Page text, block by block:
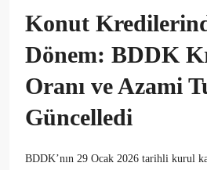
Konut
Dönem: BDDK
Oranı ve Azami
Güncelledi
BDDK’nın 29 Ocak 2026 tarihli kurul